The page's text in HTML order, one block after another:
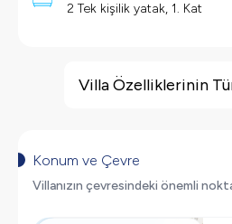
2 Tek kişilik yatak, 1. Kat
Kapalı Havuz
Havuz Isıtma
Villa Özelliklerinin
Konum ve Çevre
Villanızın çevresindeki önemli